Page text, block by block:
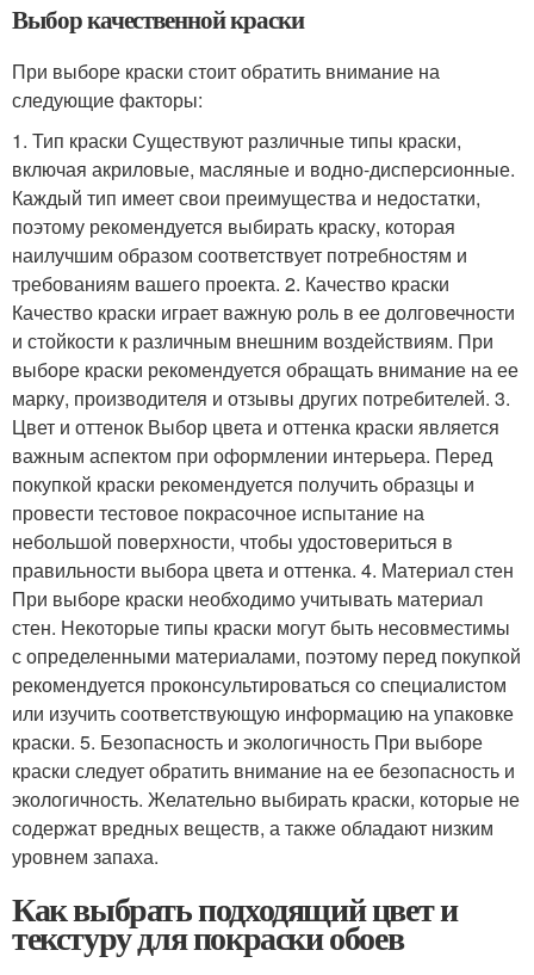
Выбор качественной краски
При выборе краски стоит обратить внимание на
следующие факторы:
1. Тип краски Существуют различные типы краски,
включая акриловые, масляные и водно-дисперсионные.
Каждый тип имеет свои преимущества и недостатки,
поэтому рекомендуется выбирать краску, которая
наилучшим образом соответствует потребностям и
требованиям вашего проекта. 2. Качество краски
Качество краски играет важную роль в ее долговечности
и стойкости к различным внешним воздействиям. При
выборе краски рекомендуется обращать внимание на ее
марку, производителя и отзывы других потребителей. 3.
Цвет и оттенок Выбор цвета и оттенка краски является
важным аспектом при оформлении интерьера. Перед
покупкой краски рекомендуется получить образцы и
провести тестовое покрасочное испытание на
небольшой поверхности, чтобы удостовериться в
правильности выбора цвета и оттенка. 4. Материал стен
При выборе краски необходимо учитывать материал
стен. Некоторые типы краски могут быть несовместимы
с определенными материалами, поэтому перед покупкой
рекомендуется проконсультироваться со специалистом
или изучить соответствующую информацию на упаковке
краски. 5. Безопасность и экологичность При выборе
краски следует обратить внимание на ее безопасность и
экологичность. Желательно выбирать краски, которые не
содержат вредных веществ, а также обладают низким
уровнем запаха.
Как выбрать подходящий цвет и
текстуру для покраски обоев